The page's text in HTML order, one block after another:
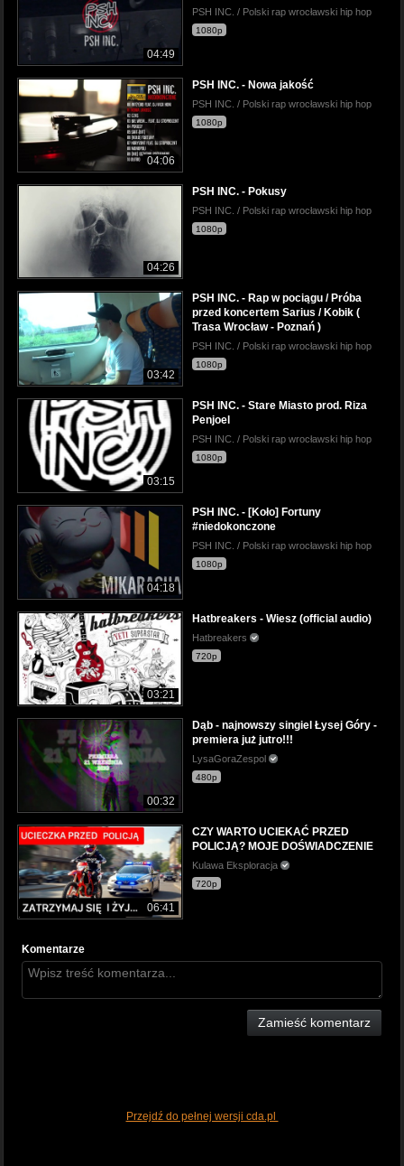
04:49
PSH INC. / Polski rap wrocławski hip hop
1080p
04:06
PSH INC. - Nowa jakość
PSH INC. / Polski rap wrocławski hip hop
1080p
04:26
PSH INC. - Pokusy
PSH INC. / Polski rap wrocławski hip hop
1080p
03:42
PSH INC. - Rap w pociągu / Próba
przed koncertem Sarius / Kobik (
Trasa Wrocław - Poznań )
PSH INC. / Polski rap wrocławski hip hop
1080p
03:15
PSH INC. - Stare Miasto prod. Riza
Penjoel
PSH INC. / Polski rap wrocławski hip hop
1080p
04:18
PSH INC. - [Koło] Fortuny
#niedokonczone
PSH INC. / Polski rap wrocławski hip hop
1080p
03:21
Hatbreakers - Wiesz (official audio)
Hatbreakers
720p
00:32
Dąb - najnowszy singiel Łysej Góry -
premiera już jutro!!!
LysaGoraZespol
480p
06:41
CZY WARTO UCIEKAĆ PRZED
POLICJĄ? MOJE DOŚWIADCZENIE
Kulawa Eksploracja
720p
Komentarze
Zamieść komentarz
Przejdź do pełnej wersji cda.pl